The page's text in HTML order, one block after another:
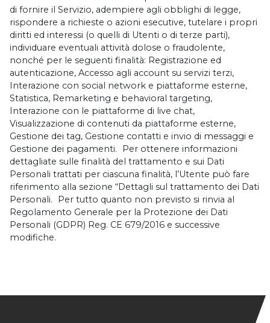
di fornire il Servizio, adempiere agli obblighi di legge,
rispondere a richieste o azioni esecutive, tutelare i propri
diritti ed interessi (o quelli di Utenti o di terze parti),
individuare eventuali attività dolose o fraudolente,
nonché per le seguenti finalità: Registrazione ed
autenticazione, Accesso agli account su servizi terzi,
Interazione con social network e piattaforme esterne,
Statistica, Remarketing e behavioral targeting,
Interazione con le piattaforme di live chat,
Visualizzazione di contenuti da piattaforme esterne,
Gestione dei tag, Gestione contatti e invio di messaggi e
Gestione dei pagamenti. Per ottenere informazioni
dettagliate sulle finalità del trattamento e sui Dati
Personali trattati per ciascuna finalità, l’Utente può fare
riferimento alla sezione “Dettagli sul trattamento dei Dati
Personali. Per tutto quanto non previsto si rinvia al
Regolamento Generale per la Protezione dei Dati
Personali (GDPR) Reg. CE 679/2016 e successive
modifiche.